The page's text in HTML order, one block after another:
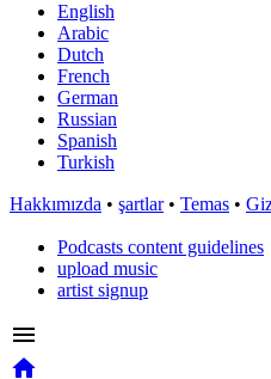
English
Arabic
Dutch
French
German
Russian
Spanish
Turkish
Hakkımızda • şartlar• Temas •
Podcasts content guidelines
upload music
artist signup